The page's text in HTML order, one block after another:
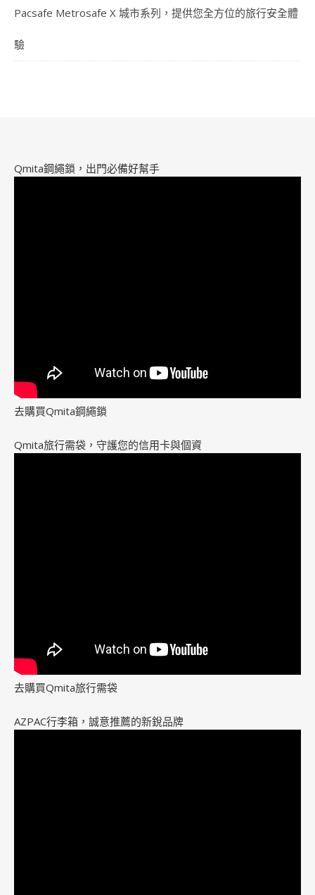
Pacsafe Metrosafe X 城市系列，提供您全方位的旅行安全體
驗
Qmita鋼繩鎖，出門必備好幫手
去購買Qmita鋼繩鎖
Qmita旅行需袋，守護您的信用卡與個資
去購買Qmita旅行需袋
AZPAC行李箱，誠意推薦的新銳品牌